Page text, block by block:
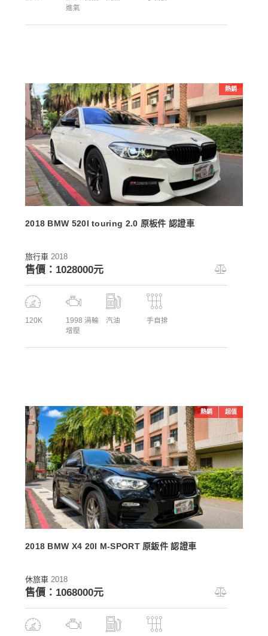
進氣
熱銷
2018 BMW 520I touring 2.0 原板件 認證車
旅行車 2018
售價：1028000元
120K
1998 渦輪
增壓
汽油 手自排
熱銷 超值
2018 BMW X4 20I M-SPORT 原鈑件 認證車
休旅車 2018
售價：1068000元